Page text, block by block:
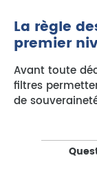
La règle
premier
Avant toute
filtres
de